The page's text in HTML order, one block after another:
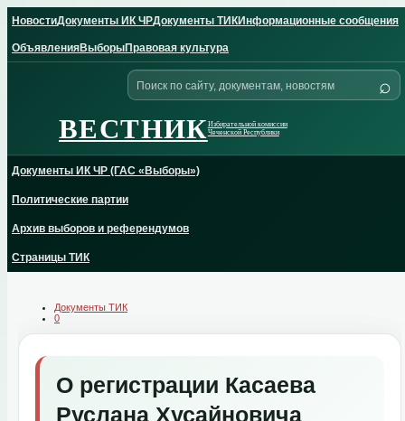
toНовостиДокументы ИК ЧРДокументы ТИКИнформационные сообщения
ОбъявленияВыборыПравовая культура
ВЕСТНИКИзбирательной комиссии
Чеченской Республики
Поиск
сайту
⌕
Документы ИК ЧР (ГАС «Выборы»)
Политические партии
Архив выборов и референдумов
Страницы ТИК
Документы ТИК
0
О регистрации Касаева
Руслана Хусайновича